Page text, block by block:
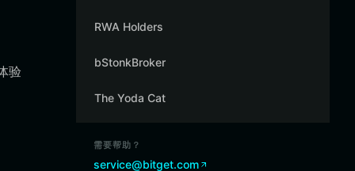
验
RWA Holders
bStonkBroker
The Yoda Cat
需要帮助？
service@bitget.com